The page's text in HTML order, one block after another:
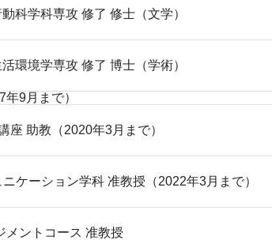
科学科専攻 修了 修士（文学）
環境学専攻 修了 博士（学術）
9月まで）
座 助教（2020年3月まで）
ケーション学科 准教授（2022年3月まで）
メントコース 准教授